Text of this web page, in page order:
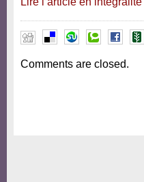
Comments are closed.